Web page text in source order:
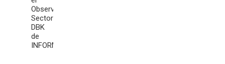
Observatorio
Sectorial
DBK
de
INFORMA.